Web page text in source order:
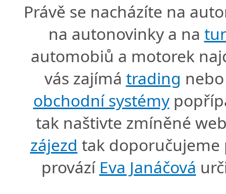
Právě se nacházíte na
na autonovinky a na
automobiů a motorek
vás zajímá trading
obchodní systémy
tak naštivte zmíněné
zájezd tak doporučujeme
provází Eva Janáčová